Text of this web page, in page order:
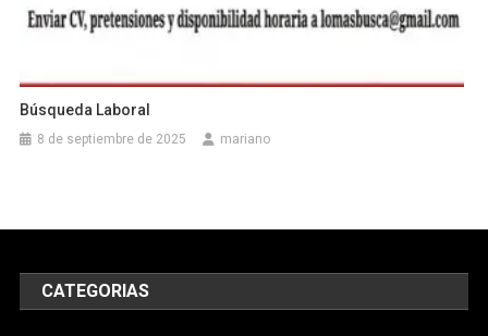
Búsqueda Laboral
8 de septiembre de 2025 mariano
CATEGORIAS